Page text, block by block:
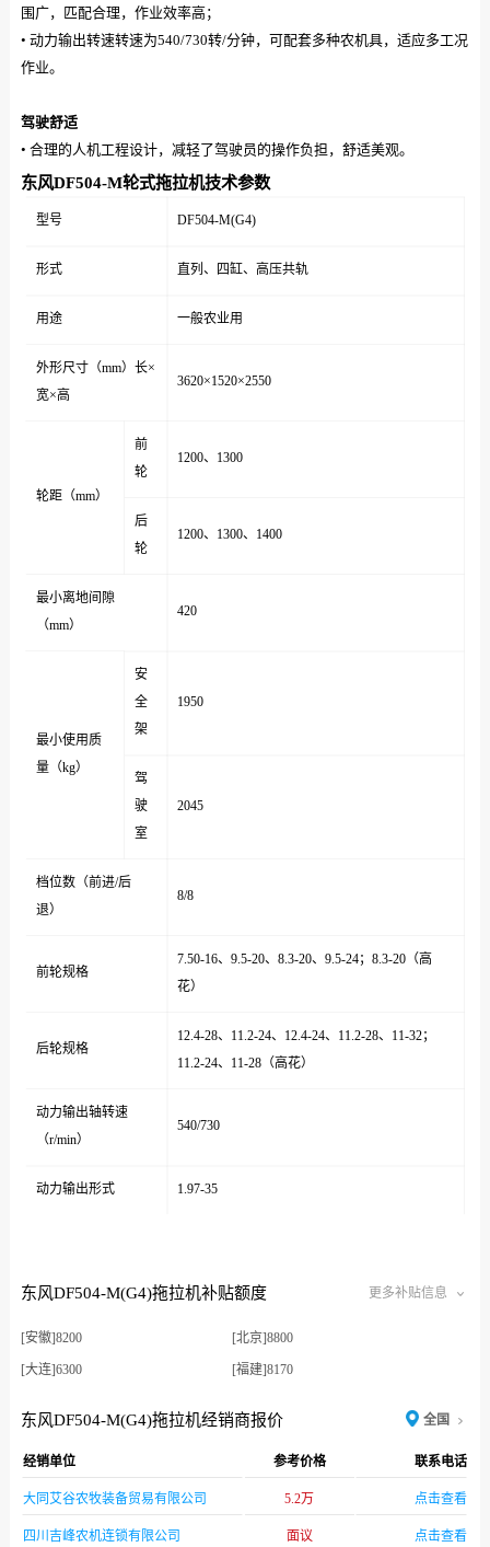
围广，匹配合理，作业效率高；
• 动力输出转速转速为540/730转/分钟，可配套多种农机具，适应多工况
作业。
驾驶舒适
• 合理的人机工程设计，减轻了驾驶员的操作负担，舒适美观。
东风DF504-M轮式拖拉机技术参数
型号 DF504-M(G4)
形式 直列、四缸、高压共轨
用途 一般农业用
外形尺寸（mm）长×
宽×高
3620×1520×2550
轮距（mm）
前
轮
1200、1300
后
轮
1200、1300、1400
最小离地间隙
（mm）
420
最小使用质
量（kg）
安
全
架
1950
驾
驶
室
2045
档位数（前进/后
退）
8/8
前轮规格
7.50-16、9.5-20、8.3-20、9.5-24；8.3-20（高
花）
后轮规格
12.4-28、11.2-24、12.4-24、11.2-28、11-32；
11.2-24、11-28（高花）
动力输出轴转速
（r/min）
540/730
动力输出形式 1.97-35
东风DF504-M(G4)拖拉机补贴额度 更多补贴信息
[安徽]8200 [北京]8800
[大连]6300 [福建]8170
[广东]7200 [广东农垦]10900
[广西]7400 [广西]8700
[贵州]10900 [海南]9900
东风DF504-M(G4)拖拉机经销商报价 全国
经销单位 参考价格 联系电话
大同艾谷农牧装备贸易有限公司 5.2万 点击查看
四川吉峰农机连锁有限公司 面议 点击查看